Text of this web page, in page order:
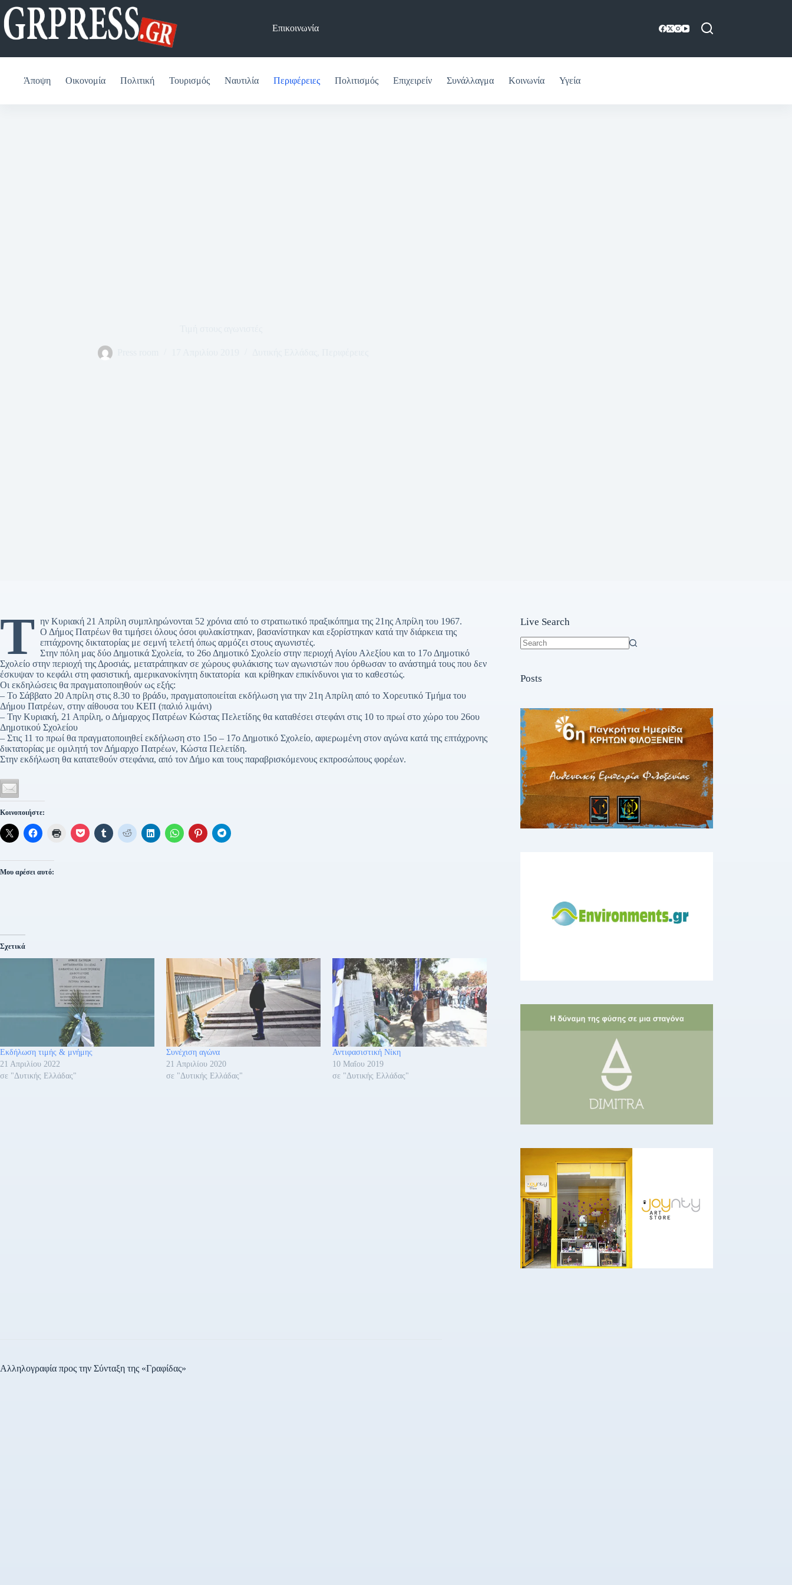
Μετάβαση
στο
περιεχόμενο
Επικοινωνία
Άποψη Οικονομία Πολιτική Τουρισμός Ναυτιλία Περιφέρειες Πολιτισμός Επιχειρείν Συνάλλαγμα Κοινωνία Υγεία
Τ ην Κυριακή 21 Απρίλη συμπληρώνονται 52 χρόνια από το στρατιωτικό πραξικόπημα της 21ης Απρίλη του 1967.
Ο Δήμος Πατρέων θα τιμήσει όλους όσοι φυλακίστηκαν, βασανίστηκαν και εξορίστηκαν κατά την διάρκεια της
επτάχρονης δικτατορίας με σεμνή τελετή όπως αρμόζει στους αγωνιστές.
Στην πόλη μας δύο Δημοτικά Σχολεία, το 26ο Δημοτικό Σχολείο στην περιοχή Αγίου Αλεξίου και το 17ο Δημοτικό
Σχολείο στην περιοχή της Δροσιάς, μετατράπηκαν σε χώρους φυλάκισης των αγωνιστών που όρθωσαν το ανάστημά τους που δεν
έσκυψαν το κεφάλι στη φασιστική, αμερικανοκίνητη δικτατορία και κρίθηκαν επικίνδυνοι για το καθεστώς.
Οι εκδηλώσεις θα πραγματοποιηθούν ως εξής:
– Το Σάββατο 20 Απρίλη στις 8.30 το βράδυ, πραγματοποιείται εκδήλωση για την 21η Απρίλη από το Χορευτικό Τμήμα του
Δήμου Πατρέων, στην αίθουσα του ΚΕΠ (παλιό λιμάνι)
– Την Κυριακή, 21 Απρίλη, ο Δήμαρχος Πατρέων Κώστας Πελετίδης θα καταθέσει στεφάνι στις 10 το πρωί στο χώρο του 26ου
Δημοτικού Σχολείου
– Στις 11 το πρωί θα πραγματοποιηθεί εκδήλωση στο 15ο – 17ο Δημοτικό Σχολείο, αφιερωμένη στον αγώνα κατά της επτάχρονης
δικτατορίας με ομιλητή τον Δήμαρχο Πατρέων, Κώστα Πελετίδη.
Στην εκδήλωση θα κατατεθούν στεφάνια, από τον Δήμο και τους παραβρισκόμενους εκπροσώπους φορέων.
Κοινοποιήστε:
Μου αρέσει αυτό:
Σχετικά
Εκδήλωση τιμής & μνήμης
21 Απριλίου 2022
σε "Δυτικής Ελλάδας"
Συνέχιση αγώνα
21 Απριλίου 2020
σε "Δυτικής Ελλάδας"
Αντιφασιστική Νίκη
10 Μαΐου 2019
σε "Δυτικής Ελλάδας"
Live Search
Posts
Αλληλογραφία προς την Σύνταξη της «Γραφίδας»